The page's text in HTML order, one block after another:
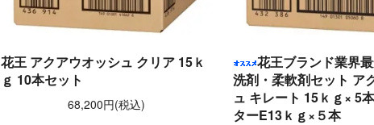
花王 アクアウオッシュ クリア 15ｋ
ｇ 10本セット
68,200円(税込)
花王ブランド業界
洗剤・柔軟剤セット ア
ュ キレート 15ｋｇ× 5
ターE13ｋｇ×５本